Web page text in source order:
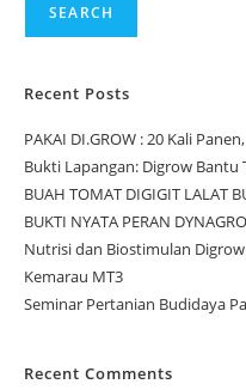
SEARCH
Recent Posts
PAKAI DI.GROW : 20 Kali
Bukti Lapangan: Digrow
BUAH TOMAT DIGIGIT LALAT
BUKTI NYATA PERAN
Nutrisi dan Biostimulan
Kemarau MT3
Seminar Pertanian Budidaya
Recent Comments